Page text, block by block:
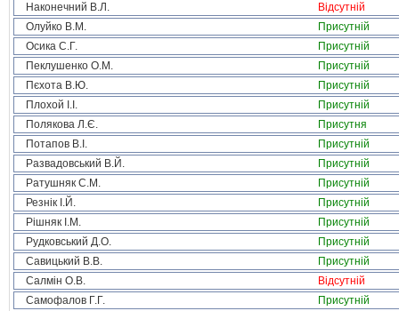
Наконечний В.Л.
Відсутній
Олуйко В.М.
Присутній
Осика С.Г.
Присутній
Пеклушенко О.М.
Присутній
Пєхота В.Ю.
Присутній
Плохой І.І.
Присутній
Полякова Л.Є.
Присутня
Потапов В.І.
Присутній
Развадовський В.Й.
Присутній
Ратушняк С.М.
Присутній
Резнік І.Й.
Присутній
Рішняк І.М.
Присутній
Рудковський Д.О.
Присутній
Савицький В.В.
Присутній
Салмін О.В.
Відсутній
Самофалов Г.Г.
Присутній